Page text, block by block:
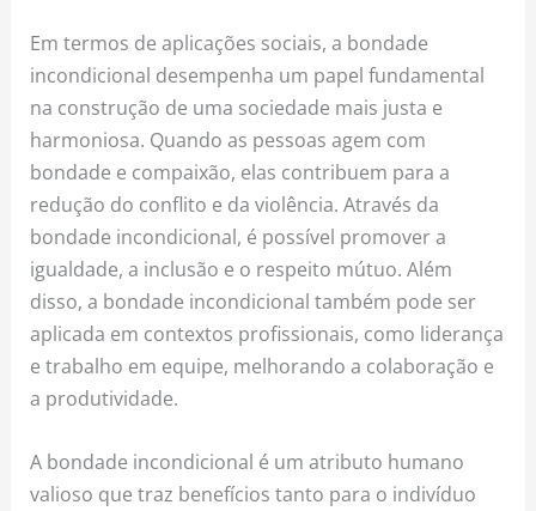
Em termos de aplicações sociais, a bondade
incondicional desempenha um papel fundamental
na construção de uma sociedade mais justa e
harmoniosa. Quando as pessoas agem com
bondade e compaixão, elas contribuem para a
redução do conflito e da violência. Através da
bondade incondicional, é possível promover a
igualdade, a inclusão e o respeito mútuo. Além
disso, a bondade incondicional também pode ser
aplicada em contextos profissionais, como liderança
e trabalho em equipe, melhorando a colaboração e
a produtividade.
A bondade incondicional é um atributo humano
valioso que traz benefícios tanto para o indivíduo